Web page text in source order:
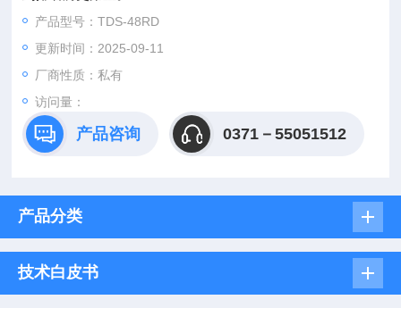
产品型号：TDS-48RD
更新时间：2025-09-11
厂商性质：私有
访问量：
产品咨询 0371－55051512
产品分类
技术白皮书